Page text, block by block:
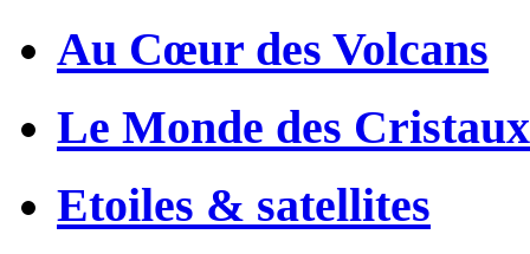
Au Cœur des Volcans
Le Monde des Cristaux
Etoiles & satellites